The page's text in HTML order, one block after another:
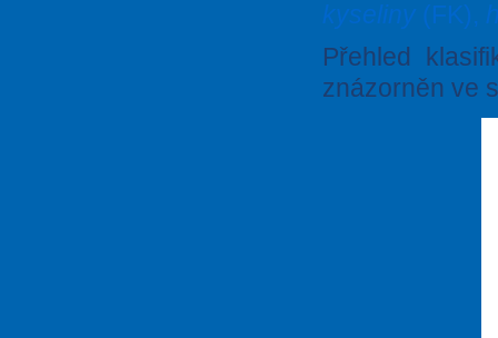
kyseliny (FK),
Přehled
znázorněn ve